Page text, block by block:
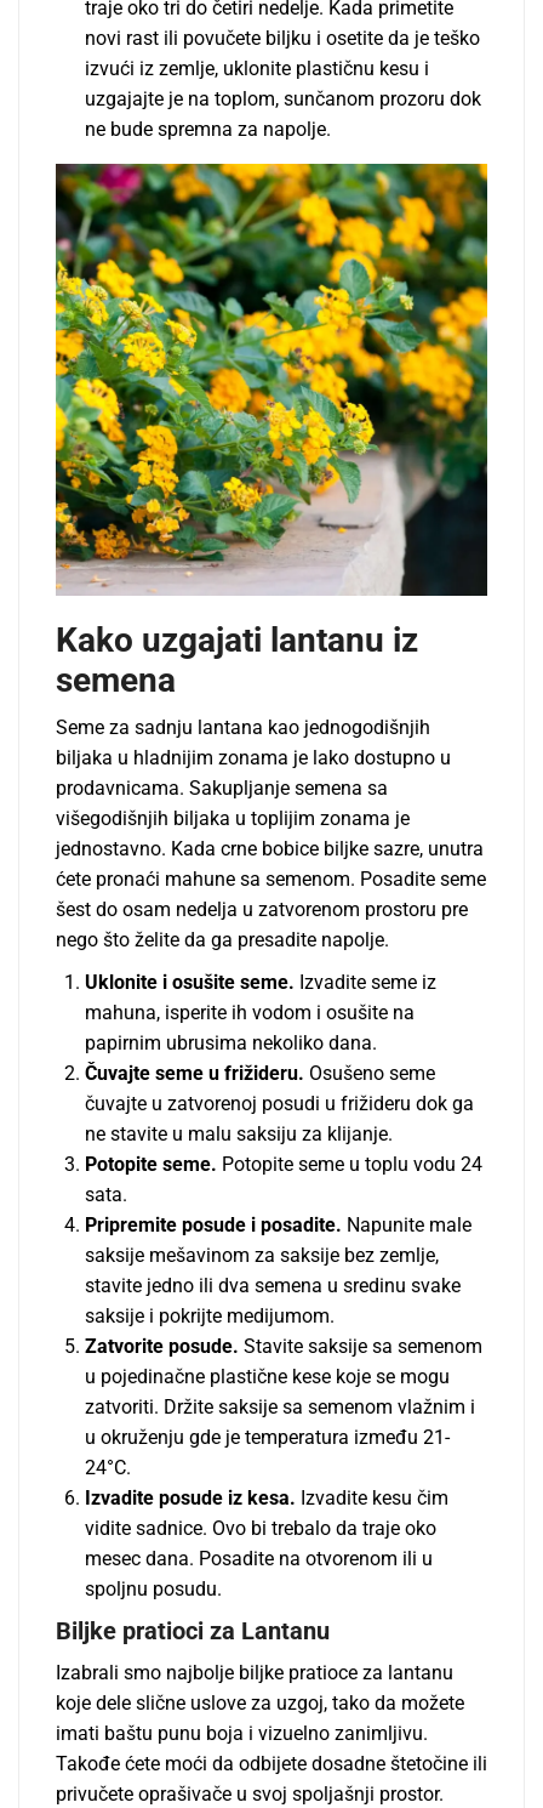
traje oko tri do četiri nedelje. Kada primetite
novi rast ili povučete biljku i osetite da je teško
izvući iz zemlje, uklonite plastičnu kesu i
uzgajajte je na toplom, sunčanom prozoru dok
ne bude spremna za napolje.
Kako uzgajati lantanu iz
semena
Seme za sadnju lantana kao jednogodišnjih
biljaka u hladnijim zonama je lako dostupno u
prodavnicama. Sakupljanje semena sa
višegodišnjih biljaka u toplijim zonama je
jednostavno. Kada crne bobice biljke sazre, unutra
ćete pronaći mahune sa semenom. Posadite seme
šest do osam nedelja u zatvorenom prostoru pre
nego što želite da ga presadite napolje.
Uklonite i osušite seme. Izvadite seme iz
mahuna, isperite ih vodom i osušite na
papirnim ubrusima nekoliko dana.
Čuvajte seme u frižideru. Osušeno seme
čuvajte u zatvorenoj posudi u frižideru dok ga
ne stavite u malu saksiju za klijanje.
Potopite seme. Potopite seme u toplu vodu 24
sata.
Pripremite posude i posadite. Napunite male
saksije mešavinom za saksije bez zemlje,
stavite jedno ili dva semena u sredinu svake
saksije i pokrijte medijumom.
Zatvorite posude. Stavite saksije sa semenom
u pojedinačne plastične kese koje se mogu
zatvoriti. Držite saksije sa semenom vlažnim i
u okruženju gde je temperatura između 21-
24°C.
Izvadite posude iz kesa. Izvadite kesu čim
vidite sadnice. Ovo bi trebalo da traje oko
mesec dana. Posadite na otvorenom ili u
spoljnu posudu.
Biljke pratioci za Lantanu
Izabrali smo najbolje biljke pratioce za lantanu
koje dele slične uslove za uzgoj, tako da možete
imati baštu punu boja i vizuelno zanimljivu.
Takođe ćete moći da odbijete dosadne štetočine ili
privučete oprašivače u svoj spoljašnji prostor.